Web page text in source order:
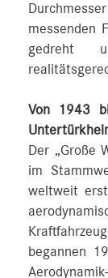
messenden
gedreht
Von 1943
Der „Große
im
weltweit
begannen